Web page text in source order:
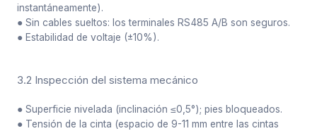
instantáneamente).
● Sin cables sueltos: los terminales RS485 A/B son seguros.
● Estabilidad de voltaje (±10%).
3.2 Inspección del sistema mecánico
● Superficie nivelada (inclinación ≤0,5°); pies bloqueados.
● Tensión de la cinta (espacio de 9-11 mm entre las cintas